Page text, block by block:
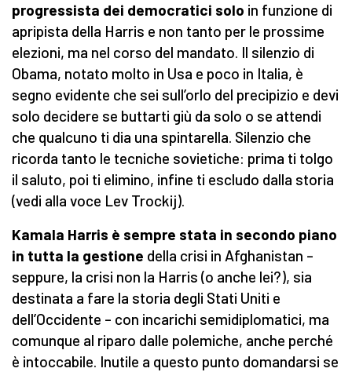
progressista dei democratici solo in funzione di
apripista della Harris e non tanto per le prossime
elezioni, ma nel corso del mandato. Il silenzio di
Obama, notato molto in Usa e poco in Italia, è
segno evidente che sei sull’orlo del precipizio e devi
solo decidere se buttarti giù da solo o se attendi
che qualcuno ti dia una spintarella. Silenzio che
ricorda tanto le tecniche sovietiche: prima ti tolgo
il saluto, poi ti elimino, infine ti escludo dalla storia
(vedi alla voce Lev Trockij).
Kamala Harris è sempre stata in secondo piano
in tutta la gestione della crisi in Afghanistan –
seppure, la crisi non la Harris (o anche lei?), sia
destinata a fare la storia degli Stati Uniti e
dell’Occidente – con incarichi semidiplomatici, ma
comunque al riparo dalle polemiche, anche perché
è intoccabile. Inutile a questo punto domandarsi se